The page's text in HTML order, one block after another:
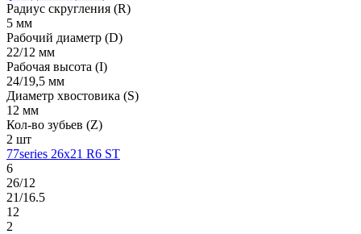
Радиус скругления (R)
5 мм
Рабочий диаметр (D)
22/12 мм
Рабочая высота (I)
24/19,5 мм
Диаметр хвостовика (S)
12 мм
Кол-во зубьев (Z)
2 шт
77series 26х21 R6 ST
6
26/12
21/16.5
12
2